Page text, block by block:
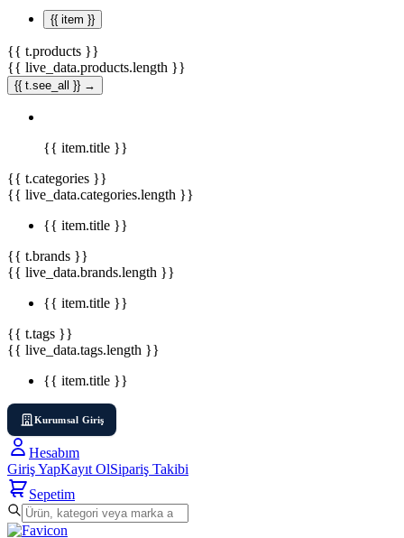
{{ item }}
{{ t.products }}
{{ live_data.products.length }}
{{ t.see_all }} →
{{ item.title }}
{{ t.categories }}
{{ live_data.categories.length }}
{{ item.title }}
{{ t.brands }}
{{ live_data.brands.length }}
{{ item.title }}
{{ t.tags }}
{{ live_data.tags.length }}
{{ item.title }}
Kurumsal Giriş
Hesabım
Giriş YapKayıt OlSipariş Takibi
Sepetim